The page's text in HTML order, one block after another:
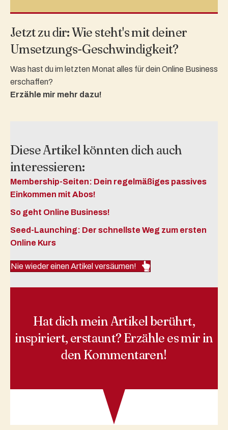
Jetzt zu dir: Wie steht's mit deiner
Umsetzungs-Geschwindigkeit?
Was hast du im letzten Monat alles für dein Online Business
erschaffen?
Erzähle mir mehr dazu!
Diese Artikel könnten dich auch
interessieren:
Membership-Seiten: Dein regelmäßiges passives
Einkommen mit Abos!
So geht Online Business!
Seed-Launching: Der schnellste Weg zum ersten
Online Kurs
Nie wieder einen Artikel versäumen!
Hat dich mein Artikel berührt,
inspiriert, erstaunt? Erzähle es mir in
den Kommentaren!